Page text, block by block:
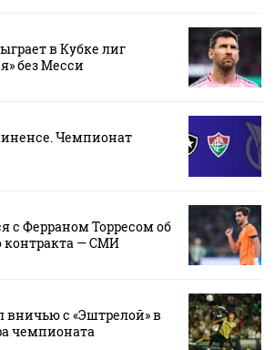
в Кубке лиг
без Месси
Чемпионат
с Ферраном Торресом об
контракта — СМИ
вничью с «Эштрелой» в
чемпионата